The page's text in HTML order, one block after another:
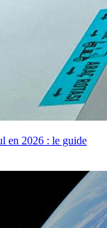
en 2026 : le guide